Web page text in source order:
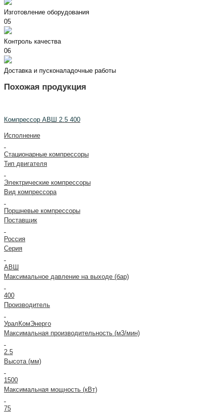
Изготовление оборудования
05
Контроль качества
06
Доставка и пусконаладочные работы
Похожая продукция
Компрессор АВШ 2.5 400
Исполнение
Стационарные компрессоры
Тип двигателя
Электрические компрессоры
Вид компрессора
Поршневые компрессоры
Поставщик
Россия
Серия
АВШ
Максимальное давление на выходе (бар)
400
Производитель
УралКомЭнерго
Максимальная производительность (м3/мин)
2.5
Высота (мм)
1500
Максимальная мощность (кВт)
75